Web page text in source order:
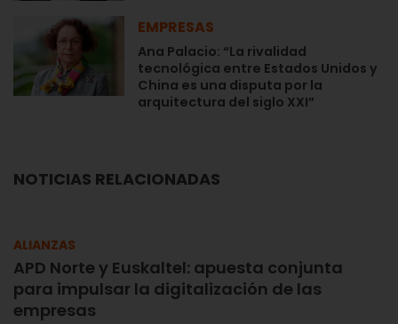
EMPRESAS
Ana Palacio: “La rivalidad
tecnológica entre Estados Unidos y
China es una disputa por la
arquitectura del siglo XXI”
NOTICIAS RELACIONADAS
ALIANZAS
APD Norte y Euskaltel: apuesta conjunta
para impulsar la digitalización de las
empresas